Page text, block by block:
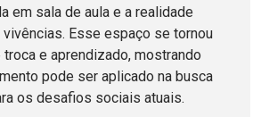
em sala de aula e a realidade
Esse espaço se tornou
e aprendizado, mostrando
pode ser aplicado na busca
os desafios sociais atuais.